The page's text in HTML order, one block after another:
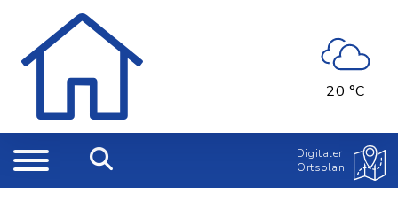
20 °C
Digitaler
Ortsplan